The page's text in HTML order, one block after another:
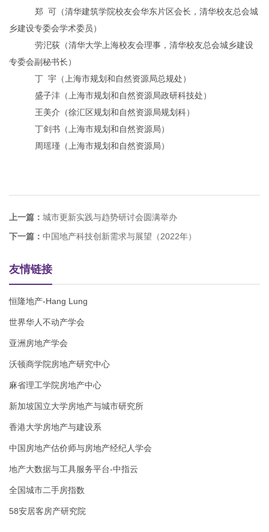
郑 可（清华建筑学院校友会华东片区会长，清华校友总会城
乡建设专委会学术委员）
劳汜荻（清华大学上海校友会理事，清华校友总会城乡建设
专委会副秘书长）
丁 宇（上海市规划和自然资源局总规处）
盛子沣（上海市规划和自然资源局政研科技处）
王美介（徐汇区规划和自然资源局规划科）
丁剑书（上海市规划和自然资源局）
周瑶瑾（上海市规划和自然资源局）
上一篇： 城市更新实践与趋势研讨会圆满举办
下一篇： 中国地产科技创新需求与展望（2022年）
友情链接
恒隆地产-Hang Lung
世界华人不动产学会
亚洲房地产学会
沃顿商学院房地产研究中心
麻省理工学院房地产中心
新加坡国立大学房地产与城市研究所
香港大学房地产与建设系
中国房地产估价师与房地产经纪人学会
地产大数据与工具服务平台-中指云
全国城市二手房指数
58安居客房产研究院